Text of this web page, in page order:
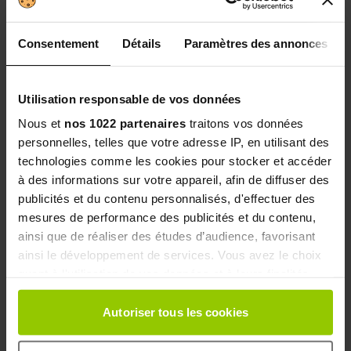
Consentement Détails Paramètres des annonces
Utilisation responsable de vos données
Nous et nos 1022 partenaires traitons vos données
personnelles, telles que votre adresse IP, en utilisant des
technologies comme les cookies pour stocker et accéder
à des informations sur votre appareil, afin de diffuser des
publicités et du contenu personnalisés, d'effectuer des
mesures de performance des publicités et du contenu,
ainsi que de réaliser des études d’audience, favorisant
ainsi le développement de services. Vous avez le choix
Vous pouvez modifier ou retirer votre consentement à
tout moment en consultant la Déclaration relative aux
cookies ou en cliquant sur l'icône de confidentialité.
Autoriser tous les cookies
4.5/5
5 stars
66
4 stars
26
3 stars
2 stars
1 star